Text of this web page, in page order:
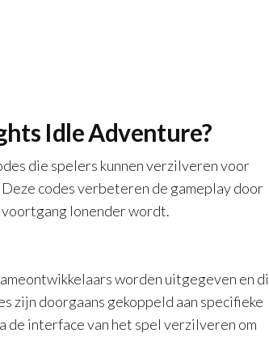
Idle Adventure?
die spelers kunnen verzilveren voor
codes verbeteren de gameplay door
lonender wordt.
worden uitgegeven en
zijn doorgaans gekoppeld aan specifieke
de interface van het spel verzilveren om